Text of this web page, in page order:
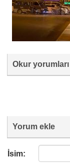
Okur yorumları
Yorum ekle
İsim: